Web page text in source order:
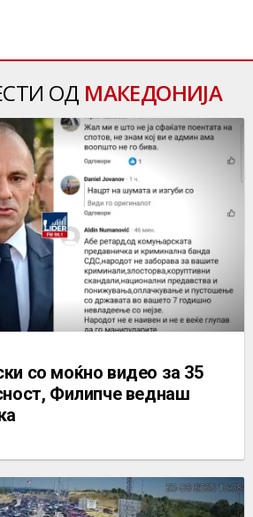
ОД МАКЕДОНИЈА
со моќно видео за 35
Филипче веднаш